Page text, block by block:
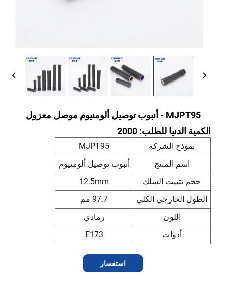
MJPT95 - أنبوب توصيل ألومنيوم موصل معزول
الكمية الدنيا للطلب: 2000
نموذج الشركة
MJPT95
اسم المنتج
أنبوب توصيل ألومنيوم
حجم تثبيت السلك
12.5mm
الطول الخارجي الكلي
97.7 مم
اللون
رمادي
أدوات
E173
استفسار